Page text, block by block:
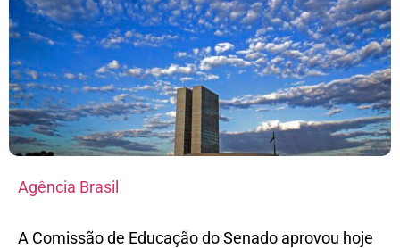
Agência Brasil
A Comissão de Educação do Senado aprovou hoje